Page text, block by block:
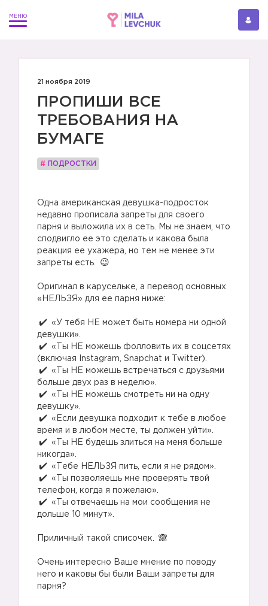
21 ноября 2019
ПРОПИШИ ВСЕ
ТРЕБОВАНИЯ НА
БУМАГЕ
# ПОДРОСТКИ
Одна американская девушка-подросток
недавно прописала запреты для своего
парня и выложила их в сеть. Мы не знаем, что
сподвигло ее это сделать и какова была
реакция ее ухажера, но тем не менее эти
запреты есть.
Оригинал в карусельке, а перевод основных
«НЕЛЬЗЯ» для ее парня ниже:
«У тебя НЕ может быть номера ни одной
девушки».⠀
«Ты НЕ можешь фолловить их в соцсетях
(включая Instagram, Snapchat и Twitter).⠀
«Ты НЕ можешь встречаться с друзьями
больше двух раз в неделю».⠀
«Ты НЕ можешь смотреть ни на одну
девушку».⠀
«Если девушка подходит к тебе в любое
время и в любом месте, ты должен уйти».⠀
«Ты НЕ будешь злиться на меня больше
никогда».⠀
«Тебе НЕЛЬЗЯ пить, если я не рядом».⠀
«Ты позволяешь мне проверять твой
телефон, когда я пожелаю».⠀
«Ты отвечаешь на мои сообщения не
дольше 10 минут».
Приличный такой списочек.
Очень интересно Ваше мнение по поводу
него и каковы бы были Ваши запреты для
парня?